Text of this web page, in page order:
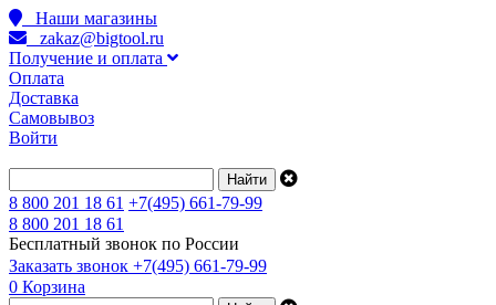
Наши магазины
zakaz@bigtool.ru
Получение и оплата
Оплата
Доставка
Самовывоз
Войти
8 800 201 18 61 +7(495) 661-79-99
8 800 201 18 61
Бесплатный звонок по России
Заказать звонок +7(495) 661-79-99
0 Корзина